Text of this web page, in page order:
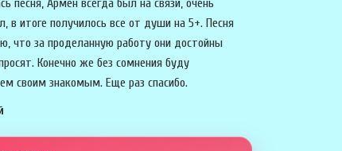
песня, Армен всегда был на связи, очень
в итоге получилось все от души на 5+. Песня
что за проделанную работу они достойны
Конечно же без сомнения буду
своим знакомым. Еще раз спасибо.